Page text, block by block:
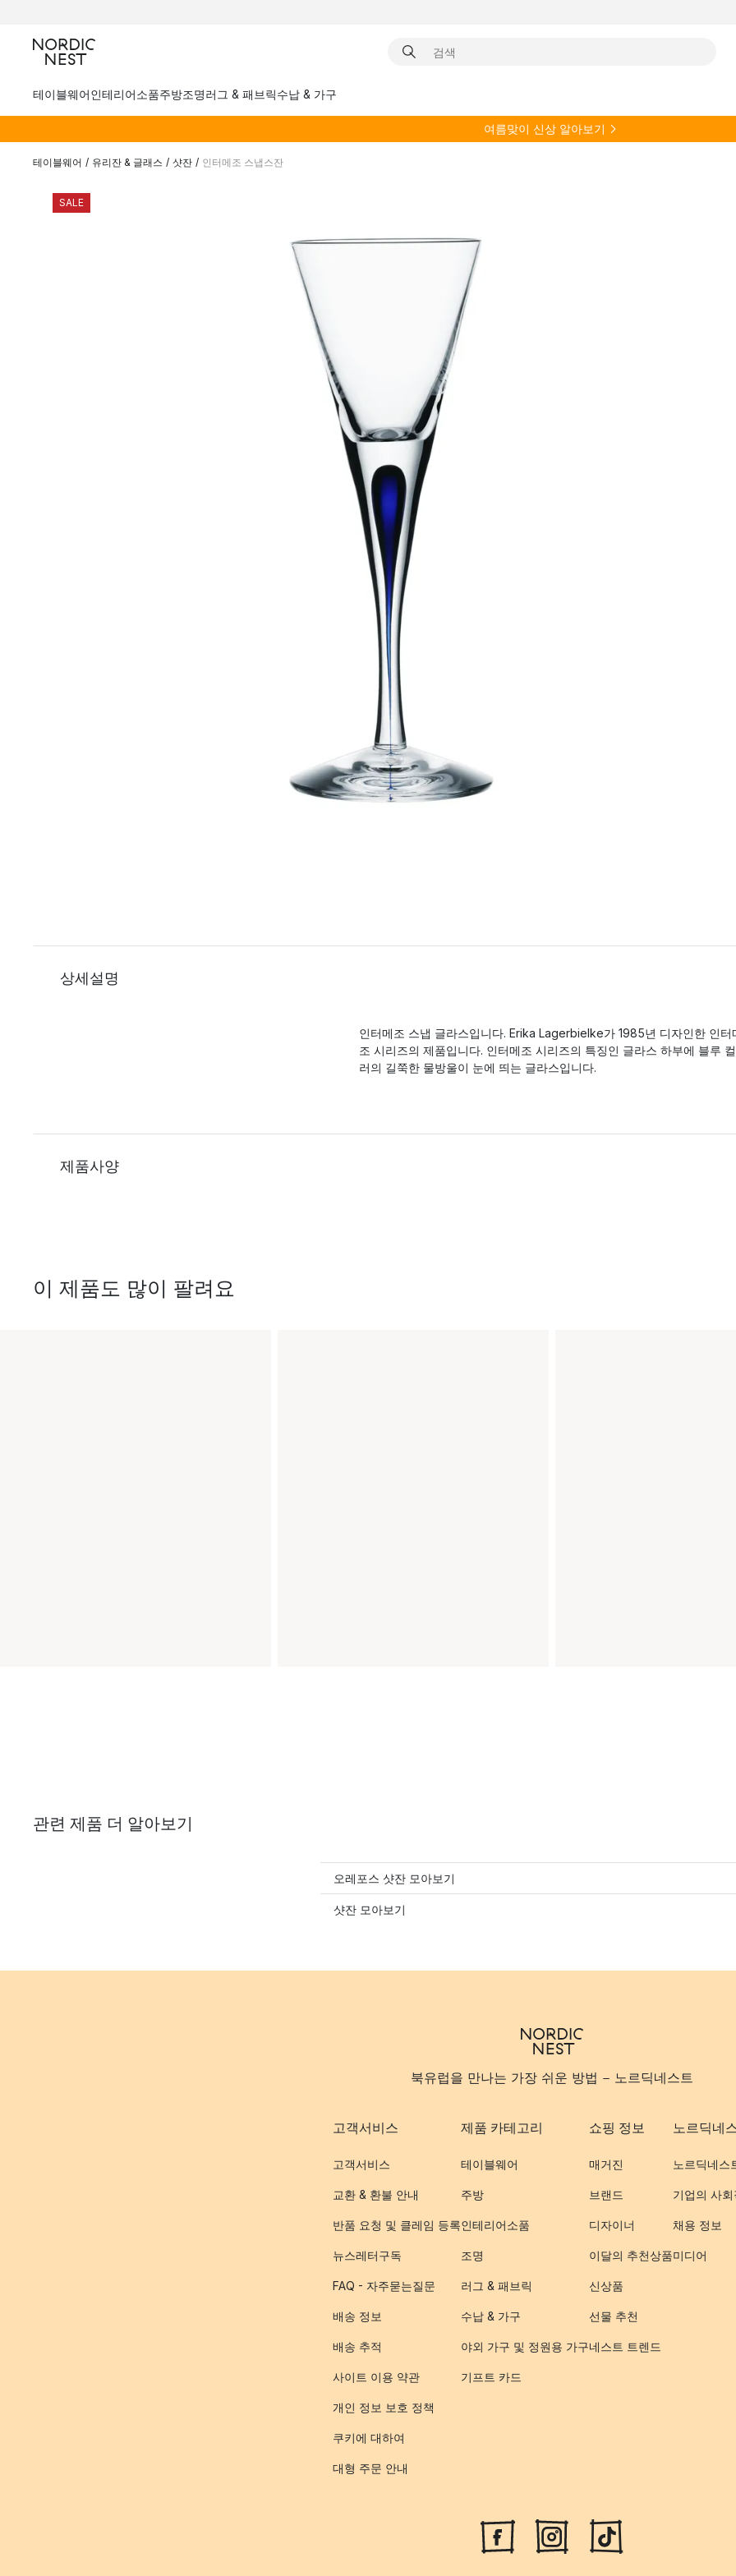
테이블웨어인테리어소품주방조명러그 & 패브릭수납 & 가구
여름맞이 신상 알아보기
테이블웨어 / 유리잔 & 글래스 / 샷잔 / 인터메조 스냅스잔
SALE
상세설명
인터메조 스냅 글라스입니다. Erika Lagerbielke가 1985년 디자인한 인터
조 시리즈의 제품입니다. 인터메조 시리즈의 특징인 글라스 하부에 블루 컬
러의 길쭉한 물방울이 눈에 띄는 글라스입니다.
제품사양
이 제품도 많이 팔려요
관련 제품 더 알아보기
오레포스 샷잔 모아보기
샷잔 모아보기
북유럽을 만나는 가장 쉬운 방법 - 노르딕네스트
고객서비스
고객서비스
교환 & 환불 안내
반품 요청 및 클레임 등록
뉴스레터구독
FAQ - 자주묻는질문
배송 정보
배송 추적
사이트 이용 약관
개인 정보 보호 정책
쿠키에 대하여
대형 주문 안내
제품 카테고리
테이블웨어
주방
인테리어소품
조명
러그 & 패브릭
수납 & 가구
야외 가구 및 정원용 가구
기프트 카드
쇼핑 정보
매거진
브랜드
디자이너
이달의 추천상품
신상품
선물 추천
네스트 트렌드
노르딕네
노르딕네스
기업의 사
채용 정보
미디어